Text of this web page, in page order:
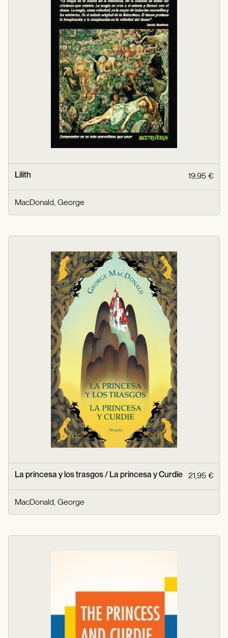
Lilith 19,95 €
MacDonald, George
La princesa y los trasgos / La princesa y Curdie 21,95 €
MacDonald, George